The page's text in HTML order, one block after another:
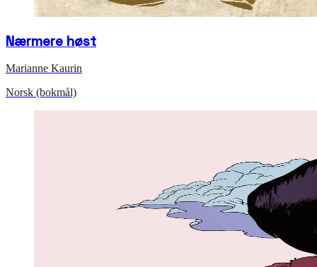
Nærmere høst
Marianne Kaurin
Norsk (bokmål)